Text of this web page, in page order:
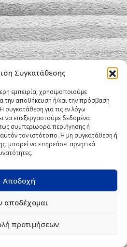
Συγκατάθεσης
εμπειρία, χρησιμοποιούμε
την αποθήκευση ή/και την πρόσβαση
για τις εν λόγω
να επεξεργαστούμε δεδομένα
συμπεριφορά περιήγησης ή
τον ιστότοπο. Η μη συγκατάθεση ή
μπορεί να επηρεάσει αρνητικά
Αποδοχή
αποδέχομαι
προτιμήσεων